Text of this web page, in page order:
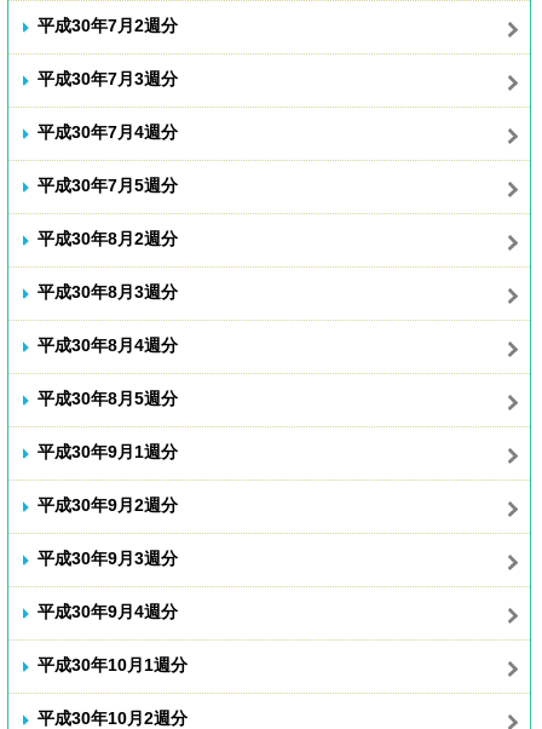
平成30年7月2週分
平成30年7月3週分
平成30年7月4週分
平成30年7月5週分
平成30年8月2週分
平成30年8月3週分
平成30年8月4週分
平成30年8月5週分
平成30年9月1週分
平成30年9月2週分
平成30年9月3週分
平成30年9月4週分
平成30年10月1週分
平成30年10月2週分